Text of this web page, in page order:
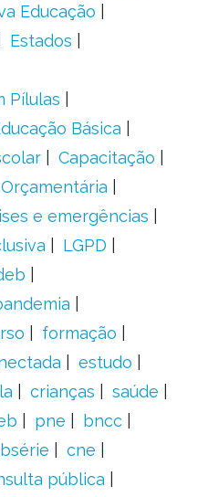
Educação
Estados
Pílulas
Básica
Capacitação
Orçamentária
e emergências
LGPD
formação
estudo
crianças
saúde
pne
bncc
cne
pública